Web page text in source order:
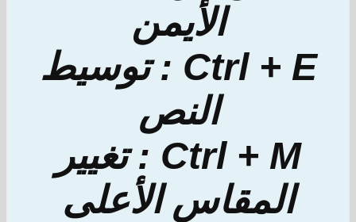
الأيمن
Ctrl + E : توسيط
النص
Ctrl + M : تغيير
المقاس الأعلى